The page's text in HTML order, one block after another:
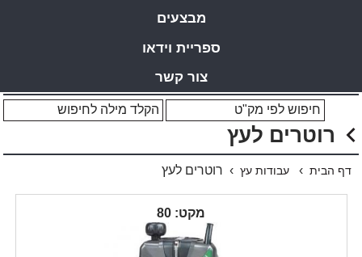
מבצעים
ספריית וידאו
צור קשר
רוטרים לעץ
דף הבית › עבודות עץ › רוטרים לעץ
מקט: 80